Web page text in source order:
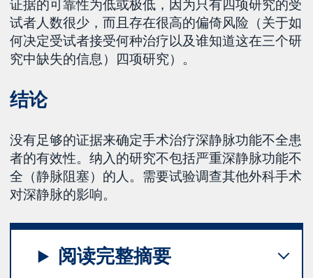
证据的可靠性为低或极低，因为只有四项研究的受
试者人数很少，而且存在很高的偏倚风险（关于如
何决定受试者接受何种治疗以及谁知道这在三个研
究中缺失的信息）四项研究）。
结论
没有足够的证据来确定手术治疗深静脉功能不全患
者的有效性。纳入的研究不包括严重深静脉功能不
全（静脉阻塞）的人。需要试验调查其他外科手术
对深静脉的影响。
阅读完整摘要